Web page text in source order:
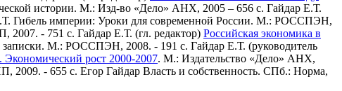
истории. М.: Изд-во «Дело» АНХ, 2005 – 656 c. Гайдар Е.Т.
Гибель империи: Уроки для современной России. М.: РОССПЭН,
2007. - 751 с. Гайдар Е.Т. (гл. редактор) Российская экономика в
записки. М.: РОССПЭН, 2008. - 191 с. Гайдар Е.Т. (руководитель
рост 2000-2007. М.: Издательство «Дело» АНХ,
2009. - 655 с. Егор Гайдар Власть и собственность. СПб.: Норма,